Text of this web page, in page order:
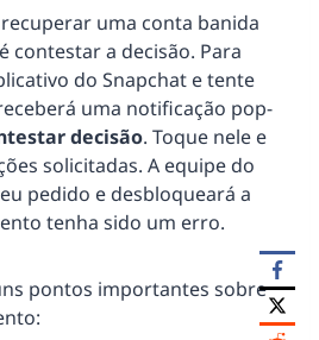
uma conta banida
contestar a decisão. Para
do Snapchat e tente
uma notificação pop-
decisão. Toque nele e
solicitadas. A equipe do
pedido e desbloqueará a
tenha sido um erro.
pontos importantes sobre